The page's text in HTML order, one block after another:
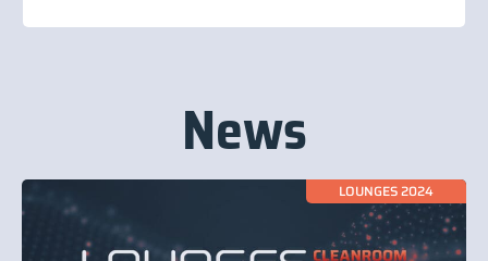
News
LOUNGES 2024